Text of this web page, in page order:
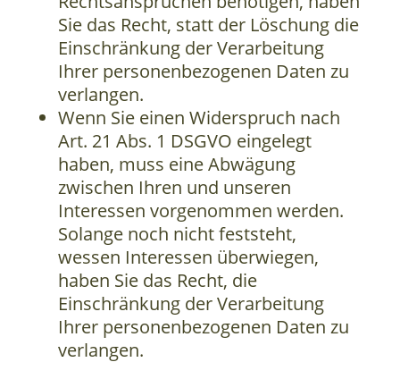
Sie das Recht, statt der Löschung die
Einschränkung der Verarbeitung
Ihrer personenbezogenen Daten zu
verlangen.
Wenn Sie einen Widerspruch nach
Art. 21 Abs. 1 DSGVO eingelegt
haben, muss eine Abwägung
zwischen Ihren und unseren
Interessen vorgenommen werden.
Solange noch nicht feststeht,
wessen Interessen überwiegen,
haben Sie das Recht, die
Einschränkung der Verarbeitung
Ihrer personenbezogenen Daten zu
verlangen.